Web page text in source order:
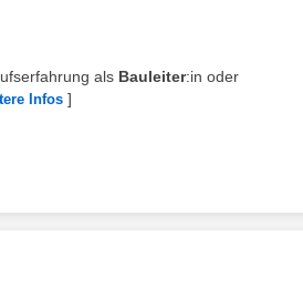
als Bauleiter:in oder
Infos ]